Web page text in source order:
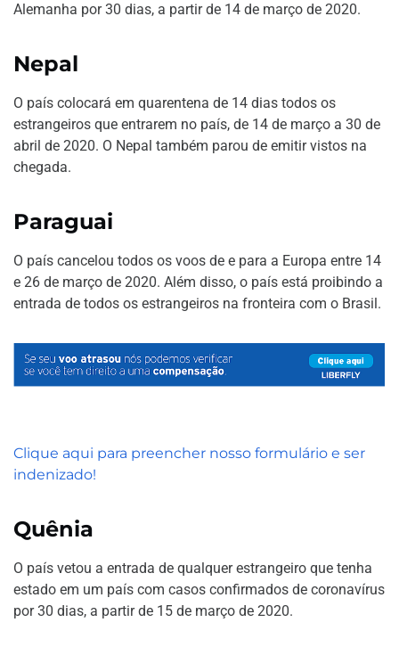
Alemanha por 30 dias, a partir de 14 de março de 2020.
Nepal
O país colocará em quarentena de 14 dias todos os
estrangeiros que entrarem no país, de 14 de março a 30 de
abril de 2020. O Nepal também parou de emitir vistos na
chegada.
Paraguai
O país cancelou todos os voos de e para a Europa entre 14
e 26 de março de 2020. Além disso, o país está proibindo a
entrada de todos os estrangeiros na fronteira com o Brasil.
Clique aqui para preencher nosso formulário e ser
indenizado!
Quênia
O país vetou a entrada de qualquer estrangeiro que tenha
estado em um país com casos confirmados de coronavírus
por 30 dias, a partir de 15 de março de 2020.